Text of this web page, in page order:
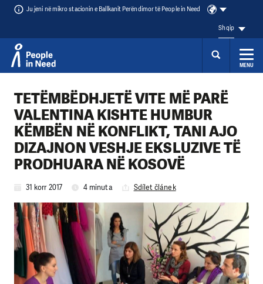
Ju jeni në mikro stacionin e Ballkanit Perëndimor të People in Need
Shqip
MENU
TETËMBËDHJETË VITE MË PARË
VALENTINA KISHTE HUMBUR
KËMBËN NË KONFLIKT, TANI AJO
DIZAJNON VESHJE EKSLUZIVE TË
PRODHUARA NË KOSOVË
31 korr 2017 4 minuta Sdílet článek